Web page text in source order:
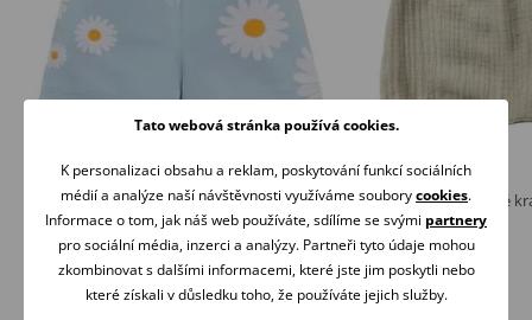
PINOKIO Kraťasy Daisy MODRÁ
329 Kč
Skladem
Koupit
Makoma Mušelínové
169 Kč
Skladem
Koupit
Tato webová stránka používá cookies.
K personalizaci obsahu a reklam, poskytování funkcí sociálních
médií a analýze naší návštěvnosti využíváme souborycookies.
Informace o tom, jak náš web používáte, sdílíme se svými partnery
pro sociální média, inzerci a analýzy. Partneři tyto údaje mohou
zkombinovat s dalšími informacemi, které jste jim poskytli nebo
které získali v důsledku toho, že používáte jejich služby.